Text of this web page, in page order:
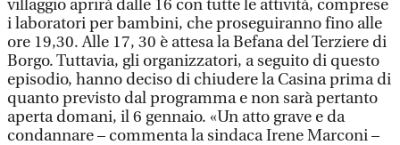
villaggio aprirà dalle 16 con tutte le attività, comprese
i laboratori per bambini, che proseguiranno fino alle
ore 19,30. Alle 17, 30 è attesa la Befana del Terziere di
Borgo. Tuttavia, gli organizzatori, a seguito di questo
episodio, hanno deciso di chiudere la Casina prima di
quanto previsto dal programma e non sarà pertanto
aperta domani, il 6 gennaio. «Un atto grave e da
condannare – commenta la sindaca Irene Marconi –